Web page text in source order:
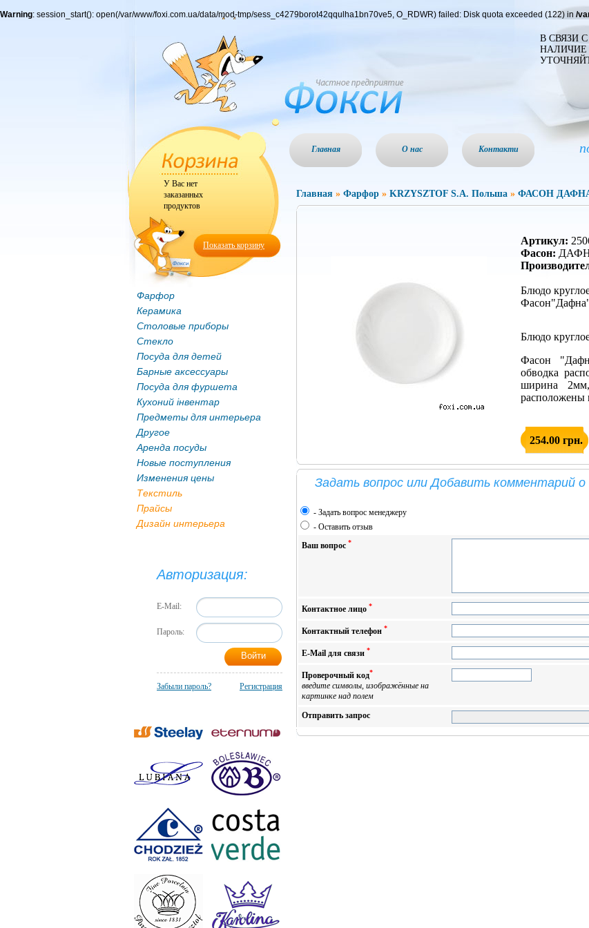
Warning: session_start(): open(/var/www/foxi.com.ua/data/mod-tmp/sess_c4279borot42qqulha1bn70ve5, O_RDWR) failed: Disk quota exceeded (122) in /
В СВЯЗИ
НАЛИЧИЕ
Показать корзину
У Вас нет
заказанных
продуктов
Фарфор
Керамика
Столовые приборы
Стекло
Посуда для детей
Барные аксессуары
Посуда для фуршета
Кухоний інвентар
Предметы для интерьера
Другое
Аренда посуды
Новые поступления
Изменения цены
Текстиль
Прайсы
Дизайн интерьера
Авторизация:
E-Mail:
Пароль:
Забыли пароль? Регистрация
Главная О нас Контакти
Главная » Фарфор » KRZYSZTOF S.A. Польша » ФАСОН ДАФНА
Артикул:
Фасон:
Блюдо
Блюдо
Фасон
обводка
ширина
расположены
254.00 грн.
Задать вопрос или Добавить комментарий
- Задать вопрос менеджеру
- Оставить отзыв
Ваш вопрос*
Контактное лицо*
Контактный телефон*
E-Mail для связи*
Проверочный код*
введите символы, изображённые на
картинке над полем
Отправить запрос